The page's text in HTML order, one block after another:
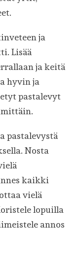
ja
Lisää
ja keitä
hyvin ja
pastalevyt
pastalevystä
Nosta
kaikki
vielä
lopuilla
annos